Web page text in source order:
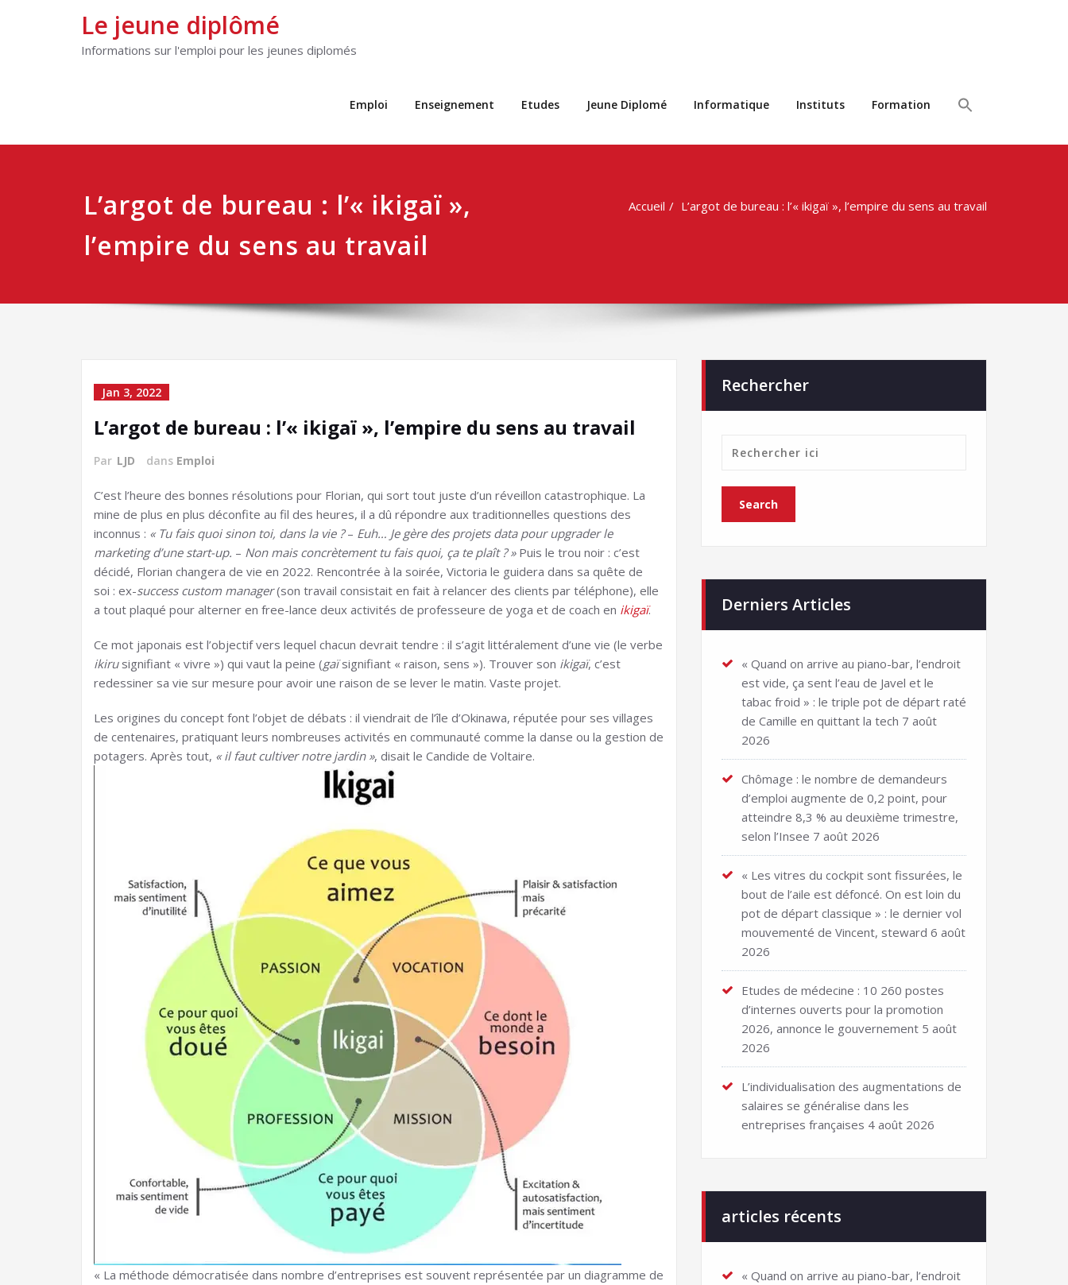
Le jeune diplômé
Informations sur l'emploi pour les jeunes diplomés
Emploi Enseignement Etudes Jeune Diplomé Informatique Instituts Formation
L’argot de bureau : l’« ikigaï »,
l’empire du sens au travail
Accueil L’argot de bureau : l’« ikigaï », l’empire du sens au travail
Jan 3, 2022
L’argot de bureau : l’« ikigaï », l’empire du sens au travail
Par LJD dans Emploi
C’est l’heure des bonnes résolutions pour Florian, qui sort tout juste d’un réveillon catastrophique. La
mine de plus en plus déconfite au fil des heures, il a dû répondre aux traditionnelles questions des
inconnus : « Tu fais quoi sinon toi, dans la vie ?– Euh… Je gère des projets data pour upgrader le
marketing d’une start-up. – Non mais concrètement tu fais quoi, ça te plaît ? »Puis le trou noir : c’est
décidé, Florian changera de vie en 2022. Rencontrée à la soirée, Victoria le guidera dans sa quête de
soi : ex-success custom manager(son travail consistait en fait à relancer des clients par téléphone), elle
a tout plaqué pour alterner en free-lance deux activités de professeure de yoga et de coach en ikigaï.
Ce mot japonais est l’objectif vers lequel chacun devrait tendre : il s’agit littéralement d’une vie (le verbe
ikiru signifiant « vivre ») qui vaut la peine (gaïsignifiant « raison, sens »). Trouver son ikigaï, c’est
redessiner sa vie sur mesure pour avoir une raison de se lever le matin. Vaste projet.
Les origines du concept font l’objet de débats : il viendrait de l’île d’Okinawa, réputée pour ses villages
de centenaires, pratiquant leurs nombreuses activités en communauté comme la danse ou la gestion de
potagers. Après tout, « il faut cultiver notre jardin », disait le Candide de Voltaire.
« La méthode démocratisée dans nombre d’entreprises est souvent représentée par un diagramme de
Rechercher
Derniers Articles
« Quand on arrive au piano-bar, l’endroit
est vide, ça sent l’eau de Javel et le
tabac froid » : le triple pot de départ raté
de Camille en quittant la tech 7 août
2026
Chômage : le nombre de demandeurs
d’emploi augmente de 0,2 point, pour
atteindre 8,3 % au deuxième trimestre,
selon l’Insee 7 août 2026
« Les vitres du cockpit sont fissurées, le
bout de l’aile est défoncé. On est loin du
pot de départ classique » : le dernier vol
mouvementé de Vincent, steward 6 août
2026
Etudes de médecine : 10 260 postes
d’internes ouverts pour la promotion
2026, annonce le gouvernement 5 août
2026
L’individualisation des augmentations de
salaires se généralise dans les
entreprises françaises 4 août 2026
articles récents
« Quand on arrive au piano-bar, l’endroit